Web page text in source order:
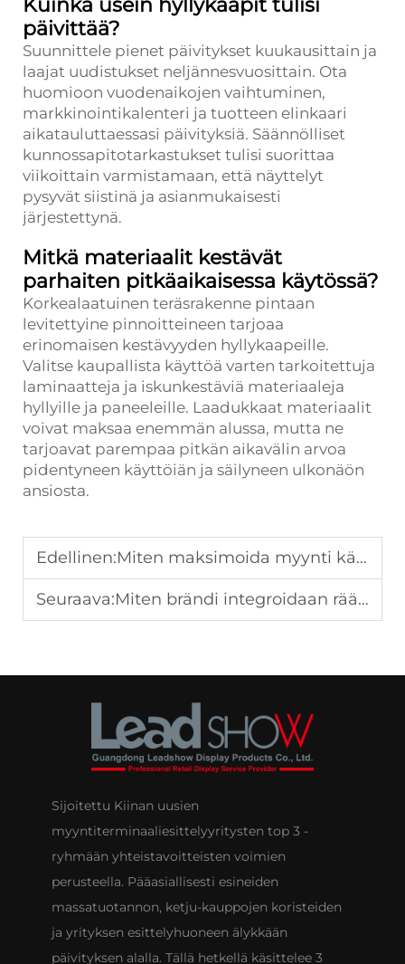
päivittää?
Suunnittele pienet päivitykset kuukausittain ja
laajat uudistukset neljännesvuosittain. Ota
huomioon vuodenaikojen vaihtuminen,
markkinointikalenteri ja tuotteen elinkaari
aikatauluttaessasi päivityksiä. Säännölliset
kunnossapitotarkastukset tulisi suorittaa
viikoittain varmistamaan, että näyttelyt
pysyvät siistinä ja asianmukaisesti
järjestettynä.
Mitkä materiaalit kestävät
parhaiten pitkäaikaisessa käytössä?
Korkealaatuinen teräsrakenne pintaan
levitettyine pinnoitteineen tarjoaa
erinomaisen kestävyyden hyllykaapeille.
Valitse kaupallista käyttöä varten tarkoitettuja
laminaatteja ja iskunkestäviä materiaaleja
hyllyille ja paneeleille. Laadukkaat materiaalit
voivat maksaa enemmän alussa, mutta ne
tarjoavat parempaa pitkän aikavälin arvoa
pidentyneen käyttöiän ja säilyneen ulkonäön
ansiosta.
Edellinen:Miten maksimoida myynti käyttämällä päätynäyttöjä
Seuraava:Miten brändi integroidaan räätälöityihin näyttösuunnitteluun
Sijoitettu Kiinan uusien
myyntiterminaaliesittelyyritysten top 3 -
ryhmään yhteistavoitteisten voimien
perusteella. Pääasiallisesti esineiden
massatuotannon, ketju-kauppojen koristeiden
ja yrityksen esittelyhuoneen älykkään
päivityksen alalla. Tällä hetkellä käsittelee 3